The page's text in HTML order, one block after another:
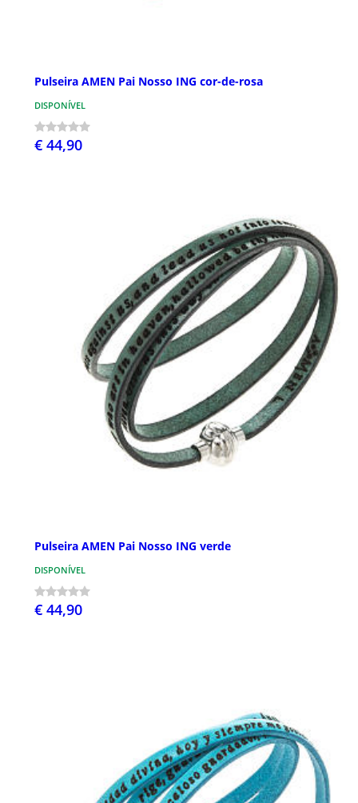
Pulseira AMEN Pai Nosso ING cor-de-rosa
DISPONÍVEL
€ 44,90
Pulseira AMEN Pai Nosso ING verde
DISPONÍVEL
€ 44,90